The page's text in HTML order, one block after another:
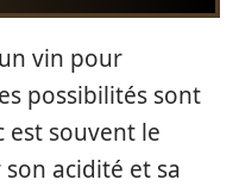
vin pour
possibilités sont
est souvent le
acidité et sa